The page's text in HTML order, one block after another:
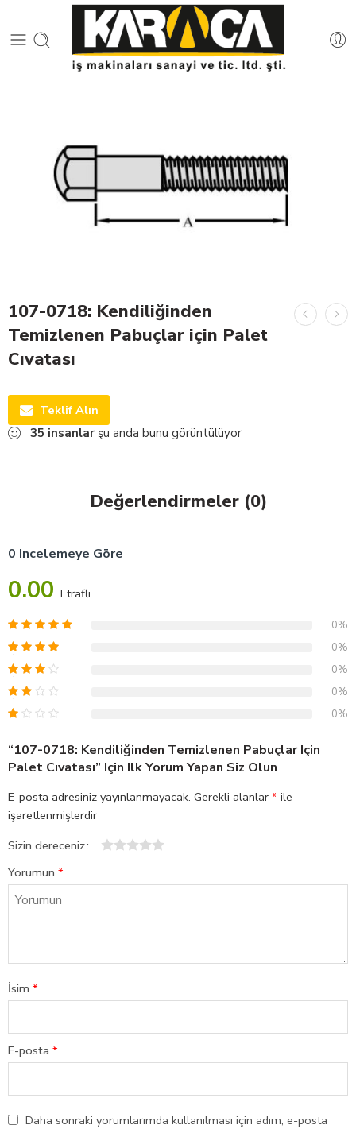
107-0718: Kendiliğinden
Temizlenen Pabuçlar için Palet
Cıvatası
Teklif Alın
35 insanlar şu anda bunu görüntülüyor
Değerlendirmeler (0)
0 Incelemeye Göre
0.00 Etraflı
0%
0%
0%
0%
0%
“107-0718: Kendiliğinden Temizlenen Pabuçlar Için
Palet Cıvatası” Için Ilk Yorum Yapan Siz Olun
E-posta adresiniz yayınlanmayacak. Gerekli alanlar * ile
işaretlenmişlerdir
Sizin dereceniz
Yorumun *
İsim *
E-posta *
Daha sonraki yorumlarımda kullanılması için adım, e-posta